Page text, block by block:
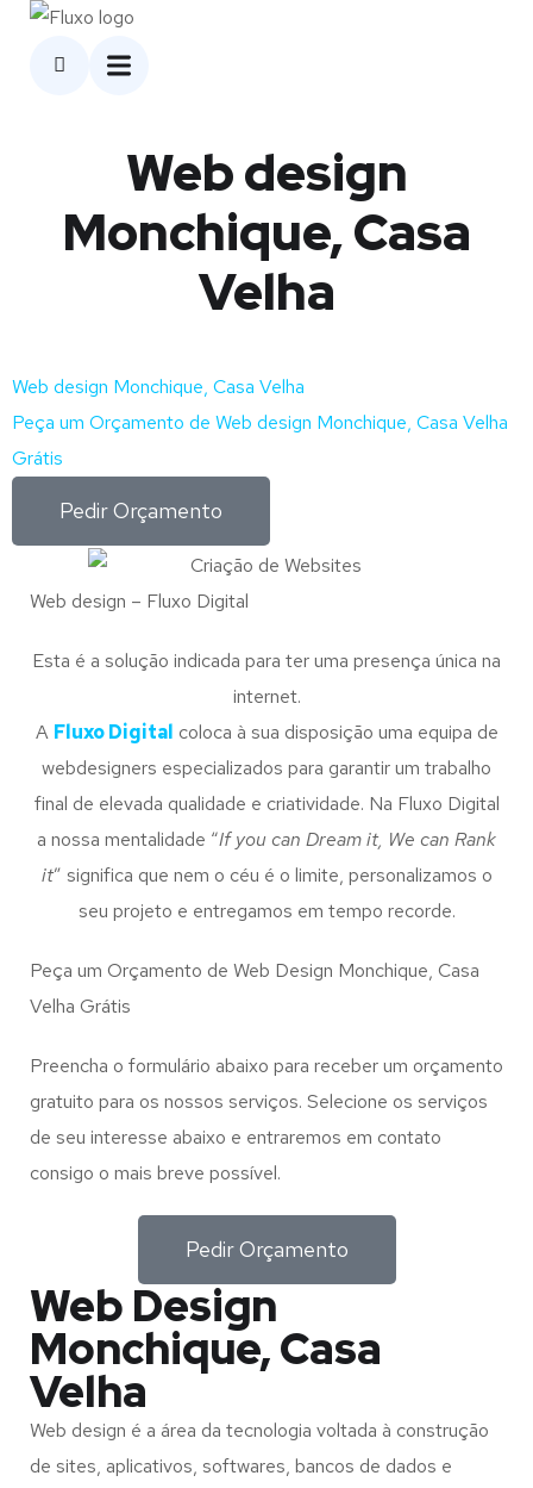
Web design
Monchique, Casa
Velha
Web design Monchique, Casa Velha
Peça um Orçamento de Web design Monchique, Casa Velha
Grátis
Pedir Orçamento
Web design – Fluxo Digital
Esta é a solução indicada para ter uma presença única na
internet.
A Fluxo Digital coloca à sua disposição uma equipa de
webdesigners especializados para garantir um trabalho
final de elevada qualidade e criatividade. Na Fluxo Digital
a nossa mentalidade “If you can Dream it, We can Rank
it” significa que nem o céu é o limite, personalizamos o
seu projeto e entregamos em tempo recorde.
Peça um Orçamento de Web Design Monchique, Casa
Velha Grátis
Preencha o formulário abaixo para receber um orçamento
gratuito para os nossos serviços. Selecione os serviços
de seu interesse abaixo e entraremos em contato
consigo o mais breve possível.
Pedir Orçamento
Web Design
Monchique, Casa
Velha
Web design é a área da tecnologia voltada à construção
de sites, aplicativos, softwares, bancos de dados e